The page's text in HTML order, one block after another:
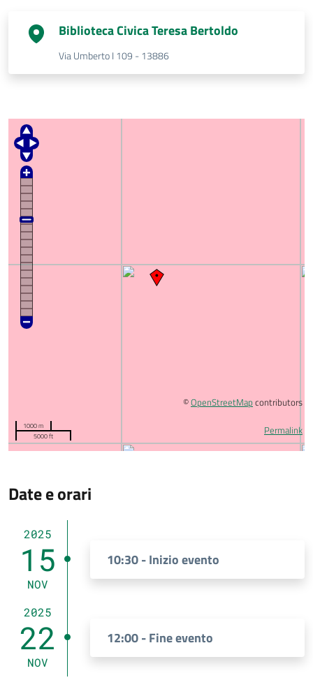
Biblioteca Civica Teresa Bertoldo
Via Umberto I 109 - 13886
1000 m
5000 ft
Permalink
©OpenStreetMap contributors
Date e orari
2025
15
NOV
10:30 - Inizio evento
2025
22
NOV
12:00 - Fine evento